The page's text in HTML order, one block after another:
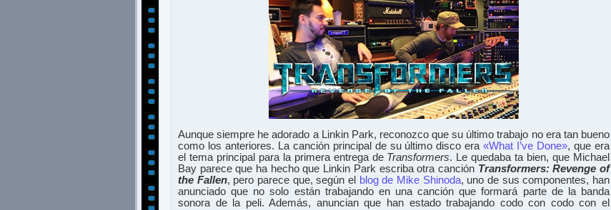
Aunque siempre he adorado a Linkin Park, reconozco que su último trabajo no era tan bueno
como los anteriores. La canción principal de su último disco era«What I’ve Done», que era
el tema principal para la primera entrega de Transformers. Le quedaba ta bien, que Michael
Bay parece que ha hecho que Linkin Park escriba otra canción Transformers: Revenge of
the Fallen, pero parece que, según el blog de Mike Shinoda, uno de sus componentes, han
anunciado que no solo están trabajando en una canción que formará parte de la banda
sonora de la peli. Además, anuncian que han estado trabajando codo con codo con el